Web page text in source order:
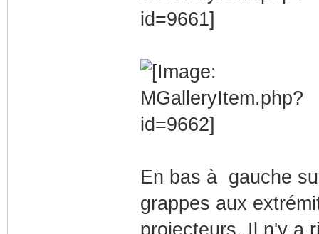
En bas à gauche
grappes aux
projecteurs. Il n'y a